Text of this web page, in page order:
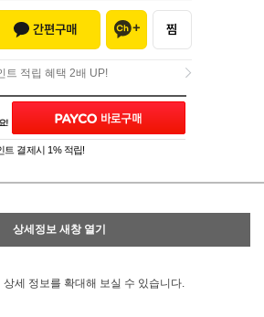
트 적립 혜택 2배 UP!
트 적립 혜택 2배 UP!
트 결제시 1% 적립!
상세정보 새창 열기
상세 정보를 확대해 보실 수 있습니다.